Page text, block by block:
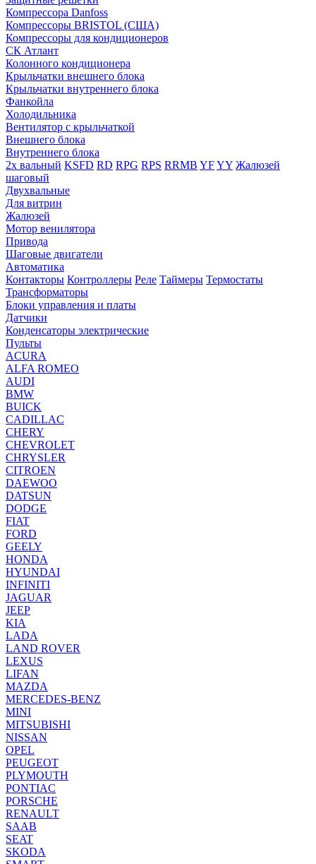
Компрессора Danfoss
Компрессоры BRISTOL (США)
Компрессоры для кондиционеров
СК Атлант
Колонного кондиционера
Крыльчатки внешнего блока
Крыльчатки внутреннего блока
Фанкойла
Холодильника
Вентилятор с крыльчаткой
Внешнего блока
Внутреннего блока
2х вальный KSFD RD RPG RPS RRMB YFYY Жалюзей
шаговый
Двухвальные
Для витрин
Жалюзей
Мотор венилятора
Привода
Шаговые двигатели
Автоматика
Контакторы Контроллеры Реле Таймеры Термостаты
Трансформаторы
Блоки управления и платы
Датчики
Конденсаторы электрические
Пульты
ACURA
ALFA ROMEO
AUDI
BMW
BUICK
CADILLAC
CHERY
CHEVROLET
CHRYSLER
CITROEN
DAEWOO
DATSUN
DODGE
FIAT
FORD
GEELY
HONDA
HYUNDAI
INFINITI
JAGUAR
JEEP
KIA
LADA
LAND ROVER
LEXUS
LIFAN
MAZDA
MERCEDES-BENZ
MINI
MITSUBISHI
NISSAN
OPEL
PEUGEOT
PLYMOUTH
PONTIAC
PORSCHE
RENAULT
SAAB
SEAT
SKODA